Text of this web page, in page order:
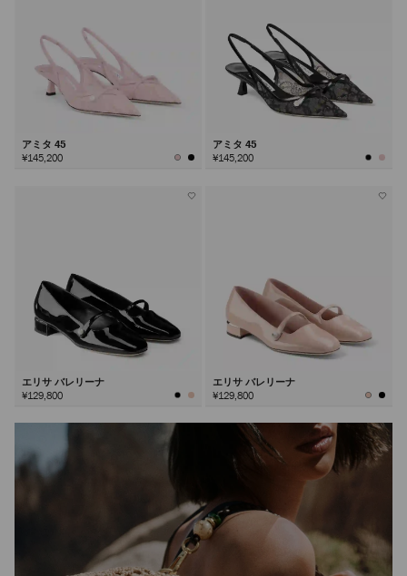
アミタ 45
¥145,200
アミタ 45
¥145,200
エリサ バレリーナ
¥129,800
エリサ バレリーナ
¥129,800